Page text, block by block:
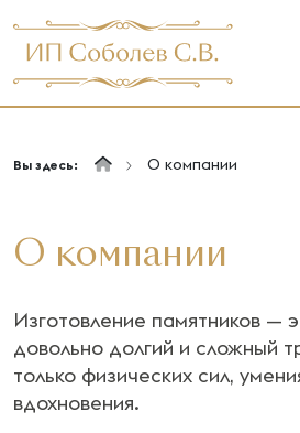
Вы здесь: О компании
О компании
Изготовление памятников —
довольно долгий и сложный
только физических сил,
вдохновения.